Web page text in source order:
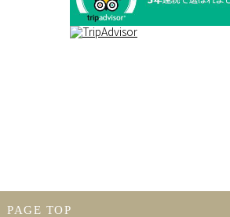
PAGE TOP